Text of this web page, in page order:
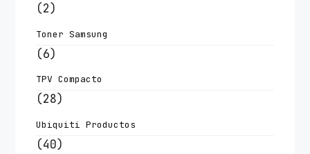
(2)
Toner Samsung
(6)
TPV Compacto
(28)
Ubiquiti Productos
(40)